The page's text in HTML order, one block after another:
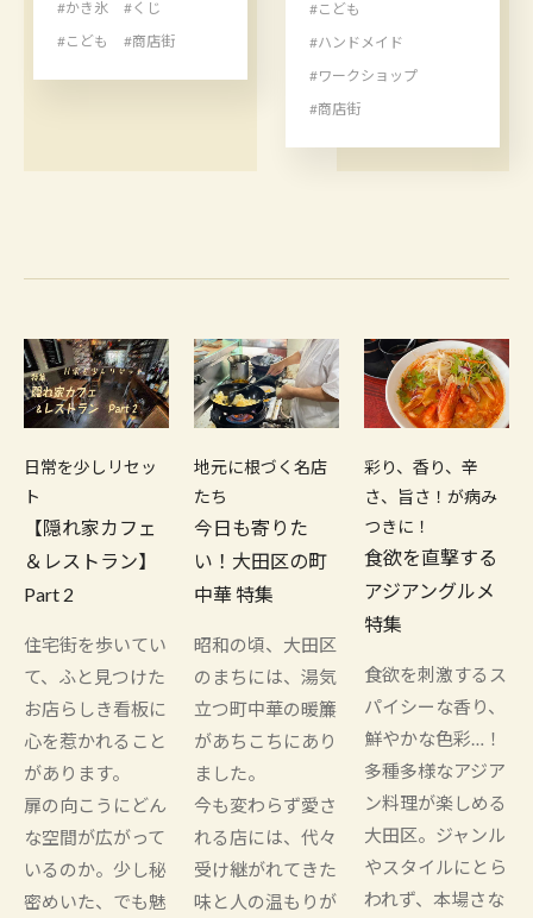
#かき氷
#くじ
#こども
#商店街
#こども
#ハンドメイド
#ワークショップ
#商店街
日常を少しリセッ
ト
【隠れ家カフェ
＆レストラン】
Part 2
住宅街を歩いてい
て、ふと見つけた
お店らしき看板に
心を惹かれること
があります。
扉の向こうにどん
な空間が広がって
いるのか。少し秘
密めいた、でも魅
地元に根づく名店
たち
今日も寄りた
い！大田区の町
中華 特集
昭和の頃、大田区
のまちには、湯気
立つ町中華の暖簾
があちこちにあり
ました。
今も変わらず愛さ
れる店には、代々
受け継がれてきた
味と人の温もりが
彩り、香り、辛
さ、旨さ！が病み
つきに！
食欲を直撃する
アジアングルメ
特集
食欲を刺激するス
パイシーな香り、
鮮やかな色彩…！
多種多様なアジア
ン料理が楽しめる
大田区。ジャンル
やスタイルにとら
われず、本場さな